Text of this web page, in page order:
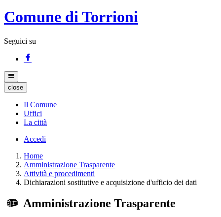
Comune di Torrioni
Seguici su
close
Il Comune
Uffici
La città
Accedi
Home
Amministrazione Trasparente
Attività e procedimenti
Dichiarazioni sostitutive e acquisizione d'ufficio dei dati
Amministrazione Trasparente